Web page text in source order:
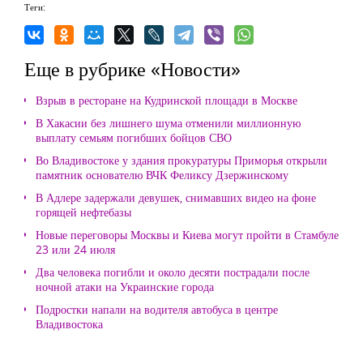
Теги:
Еще в рубрике «Новости»
Взрыв в ресторане на Кудринской площади в Москве
В Хакасии без лишнего шума отменили миллионную
выплату семьям погибших бойцов СВО
Во Владивостоке у здания прокуратуры Приморья открыли
памятник основателю ВЧК Феликсу Дзержинскому
В Адлере задержали девушек, снимавших видео на фоне
горящей нефтебазы
Новые переговоры Москвы и Киева могут пройти в Стамбуле
23 или 24 июля
Два человека погибли и около десяти пострадали после
ночной атаки на Украинские города
Подростки напали на водителя автобуса в центре
Владивостока